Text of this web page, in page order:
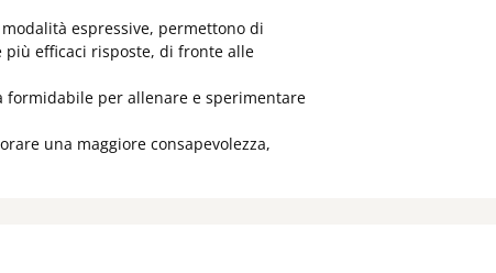
espressive, permettono di
efficaci risposte, di fronte alle
formidabile per allenare e sperimentare
una maggiore consapevolezza,